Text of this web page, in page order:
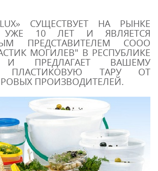
СУЩЕСТВУЕТ НА РЫНКЕ
УЖЕ 10 ЛЕТ И ЯВЛЯЕТСЯ
ПРЕДСТАВИТЕЛЕМ СООО
МОГИЛЕВ" В РЕСПУБЛИКЕ
И ПРЕДЛАГАЕТ ВАШЕМУ
ПЛАСТИКОВУЮ ТАРУ ОТ
ПРОИЗВОДИТЕЛЕЙ.